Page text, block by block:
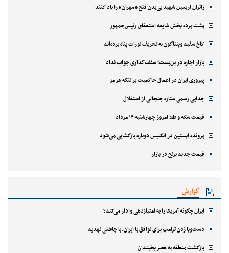
زائران اربعین شهید بی‌بدن فتح «مهران» را یاد کنند
پشت پرده پخش شایعه استعفای رئیس‌جمهور
کاخ سفید وپنتاگون به تحریف تورات پناه برده‌اند
بازار اجاره در بن‌بست؛ سقف‌گذاری جواب نداد
پیروزی ایران در اعمال حاکمیت بر تنگه هرمز
جدایی رسمی ستاره جنجالی از استقلال
قیمت سکه و طلا امروز چهارشنبه ۱۴ مرداد
پرونده اپستین در انگلیس دوباره بازگشایی می‌شود
قیمت جدید برنج در بازار
گزارش
ایران چگونه آمریکا را به امتیازدهی وادار می‌کند؟
دست‌وپا زدن ترامپ برای توافق با ایران، با چاشنی تهدید
بازگشت منطقه به عصر یخبندان